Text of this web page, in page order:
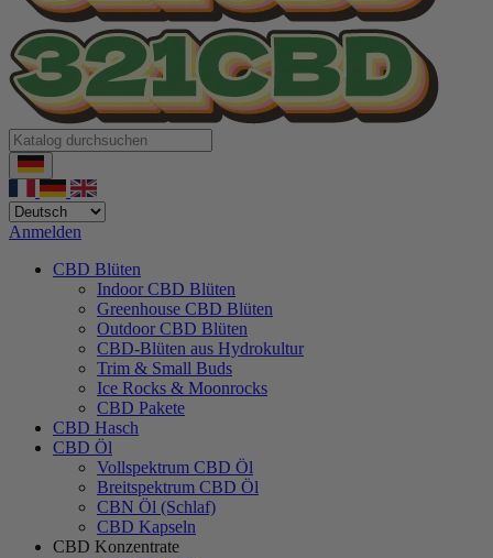
Anmelden
CBD Blüten
Indoor CBD Blüten
Greenhouse CBD Blüten
Outdoor CBD Blüten
CBD-Blüten aus Hydrokultur
Trim & Small Buds
Ice Rocks & Moonrocks
CBD Pakete
CBD Hasch
CBD Öl
Vollspektrum CBD Öl
Breitspektrum CBD Öl
CBN Öl (Schlaf)
CBD Kapseln
CBD Konzentrate